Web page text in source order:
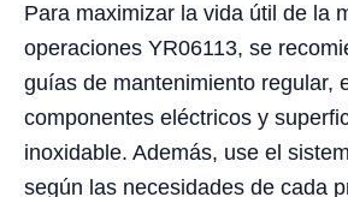
Para maximizar la vida útil de la
operaciones YR06113, se
guías de mantenimiento regular,
componentes eléctricos y
inoxidable. Además, use el
según las necesidades de cada